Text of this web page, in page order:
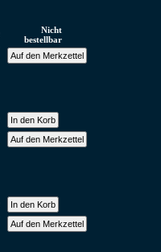
Nicht
bestellbar